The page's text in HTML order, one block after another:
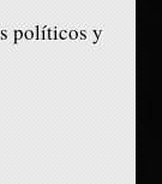
políticos y